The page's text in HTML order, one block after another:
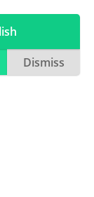
Dismiss